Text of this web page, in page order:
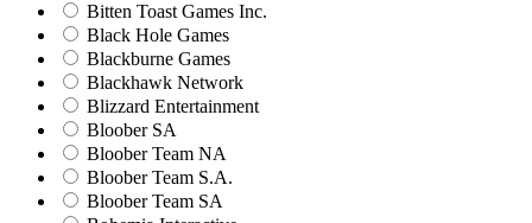
Bitten Toast Games Inc.
Black Hole Games
Blackburne Games
Blackhawk Network
Blizzard Entertainment
Bloober SA
Bloober Team NA
Bloober Team S.A.
Bloober Team SA